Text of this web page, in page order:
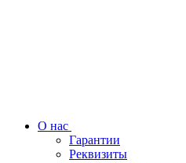
О нас
Гарантии
Реквизиты